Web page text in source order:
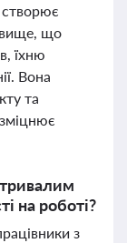
створює
що
їхню
Вона
та
на роботі?
з